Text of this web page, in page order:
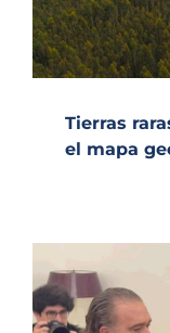
Tierras
el mapa